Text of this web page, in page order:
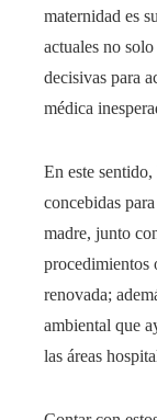
maternidad es
actuales no
decisivas para
médica
En este
concebidas
madre, junto
procedimientos
renovada;
ambiental que
las áreas